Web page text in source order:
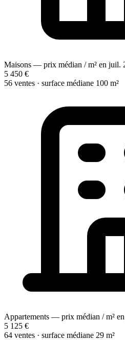
Maisons — prix médian / m² en
5 450 €
56 ventes · surface médiane 100 m²
Appartements — prix médian / m²
5 125 €
64 ventes · surface médiane 29 m²